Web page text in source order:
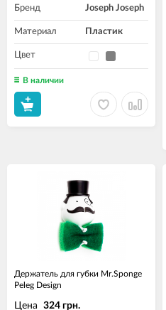
Бренд Joseph Joseph
Материал Пластик
Цвет
В наличии
Держатель для губки Mr.Sponge
Peleg Design
Цена 324 грн.